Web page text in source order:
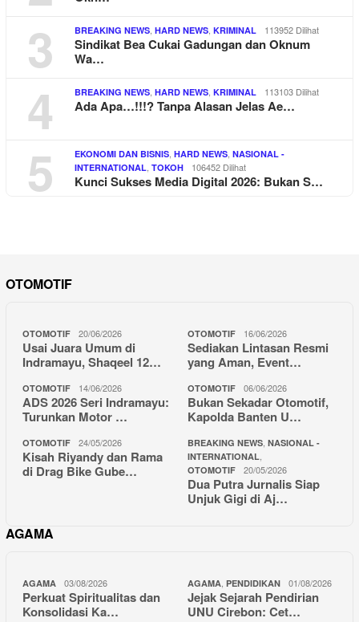
3 BREAKING NEWS, HARD NEWS, KRIMINAL 113952 Dilihat
Sindikat Bea Cukai Gadungan dan Oknum
Wa…
4 BREAKING NEWS, HARD NEWS, KRIMINAL 113103 Dilihat
Ada Apa…!!!? Tanpa Alasan Jelas Ae…
5 EKONOMI DAN BISNIS, HARD NEWS, NASIONAL -
INTERNATIONAL, TOKOH 106452 Dilihat
Kunci Sukses Media Digital 2026: Bukan S…
OTOMOTIF
OTOMOTIF 20/06/2026
Usai Juara Umum di
Indramayu, Shaqeel 12…
OTOMOTIF 16/06/2026
Sediakan Lintasan Resmi
yang Aman, Event…
OTOMOTIF 14/06/2026
ADS 2026 Seri Indramayu:
Turunkan Motor …
OTOMOTIF 06/06/2026
Bukan Sekadar Otomotif,
Kapolda Banten U…
OTOMOTIF 24/05/2026
Kisah Riyandy dan Rama
di Drag Bike Gube…
BREAKING NEWS, NASIONAL -
INTERNATIONAL,
OTOMOTIF 20/05/2026
Dua Putra Jurnalis Siap
Unjuk Gigi di Aj…
AGAMA
AGAMA 03/08/2026
Perkuat Spiritualitas dan
Konsolidasi Ka…
AGAMA, PENDIDIKAN 01/08/2026
Jejak Sejarah Pendirian
UNU Cirebon: Cet…